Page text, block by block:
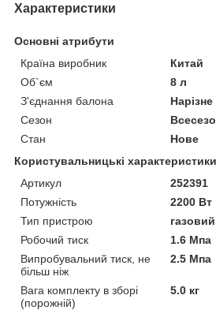
Характеристики
Основні атрибути
Країна виробник
Китай
Об`єм
8 л
З'єднання балона
Нарізне
Сезон
Стан
Нове
Користувальницькі характеристики
Артикул
252391
Потужність
2200 Вт
Тип пристрою
Робочий тиск
1.6 Мпа
Випробувальний тиск, не
більш ніж
2.5 Мпа
Вага комплекту в зборі
(порожній)
5.0 кг